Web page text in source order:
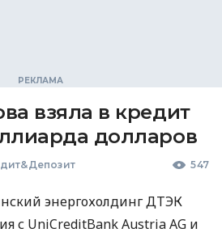
взяла в кредит
долларов
547
энергохолдинг ДТЭК
с UniCreditBank Austria AG и